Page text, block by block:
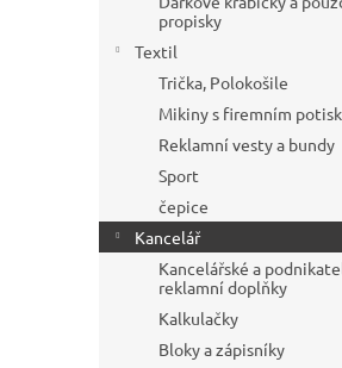
propisky
Textil
Trička, Polokošile
Mikiny s firemním
Reklamní vesty a bundy
Sport
čepice
Kancelář
Kancelářské a
reklamní doplňky
Kalkulačky
Bloky a zápisníky